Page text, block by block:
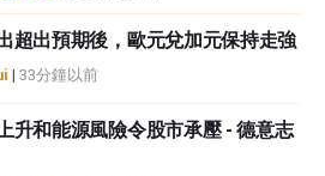
超出預期後，歐元兌加元保持走強
| 33分鐘以前
升和能源風險令股市承壓 - 德意志